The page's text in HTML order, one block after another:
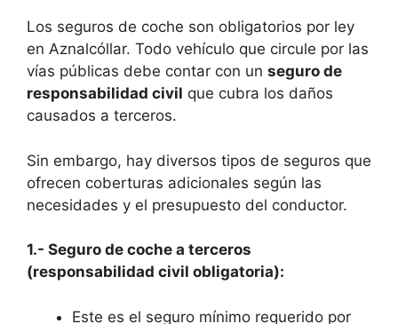
Los seguros de coche son obligatorios por ley
en Aznalcóllar. Todo vehículo que circule por las
vías públicas debe contar con un seguro de
responsabilidad civil que cubra los daños
causados a terceros.
Sin embargo, hay diversos tipos de seguros que
ofrecen coberturas adicionales según las
necesidades y el presupuesto del conductor.
1.- Seguro de coche a terceros
(responsabilidad civil obligatoria):
Este es el seguro mínimo requerido por